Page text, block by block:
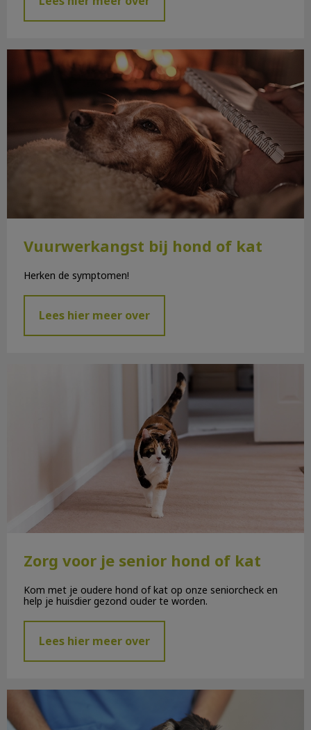
Vuurwerkangst bij hond of kat
Vuurwerkangst bij hond of kat
Herken de symptomen!
Lees hier meer over
Zorg voor je senior hond of kat
Kom met je oudere hond of kat op onze seniorcheck en
help je huisdier gezond ouder te worden.
Lees hier meer over
Chippen en registreren honden